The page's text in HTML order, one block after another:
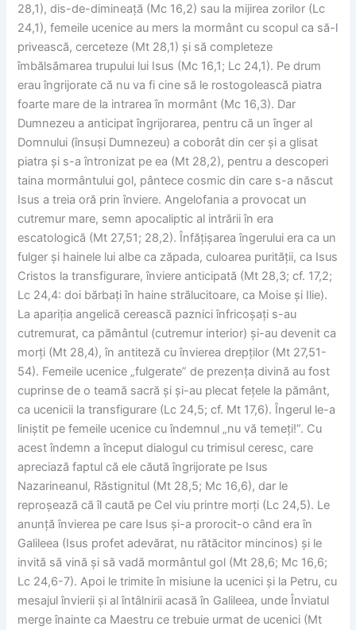
28,1), dis-de-dimineață (Mc 16,2) sau la mijirea zorilor (Lc
24,1), femeile ucenice au mers la mormânt cu scopul ca să-l
privească, cerceteze (Mt 28,1) și să completeze
îmbălsămarea trupului lui Isus (Mc 16,1; Lc 24,1). Pe drum
erau îngrijorate că nu va fi cine să le rostogolească piatra
foarte mare de la intrarea în mormânt (Mc 16,3). Dar
Dumnezeu a anticipat îngrijorarea, pentru că un înger al
Domnului (însuși Dumnezeu) a coborât din cer și a glisat
piatra și s-a întronizat pe ea (Mt 28,2), pentru a descoperi
taina mormântului gol, pântece cosmic din care s-a născut
Isus a treia oră prin înviere. Angelofania a provocat un
cutremur mare, semn apocaliptic al intrării în era
escatologică (Mt 27,51; 28,2). Înfățișarea îngerului era ca un
fulger și hainele lui albe ca zăpada, culoarea purității, ca Isus
Cristos la transfigurare, înviere anticipată (Mt 28,3; cf. 17,2;
Lc 24,4: doi bărbați în haine strălucitoare, ca Moise și Ilie).
La apariția angelică cerească paznici înfricoșați s-au
cutremurat, ca pământul (cutremur interior) și-au devenit ca
morți (Mt 28,4), în antiteză cu învierea drepților (Mt 27,51-
54). Femeile ucenice „fulgerate” de prezența divină au fost
cuprinse de o teamă sacră și și-au plecat fețele la pământ,
ca ucenicii la transfigurare (Lc 24,5; cf. Mt 17,6). Îngerul le-a
liniștit pe femeile ucenice cu îndemnul „nu vă temeți!”. Cu
acest îndemn a început dialogul cu trimisul ceresc, care
apreciază faptul că ele căută îngrijorate pe Isus
Nazarineanul, Răstignitul (Mt 28,5; Mc 16,6), dar le
reproșează că îl caută pe Cel viu printre morți (Lc 24,5). Le
anunță învierea pe care Isus și-a prorocit-o când era în
Galileea (Isus profet adevărat, nu rătăcitor mincinos) și le
invită să vină și să vadă mormântul gol (Mt 28,6; Mc 16,6;
Lc 24,6-7). Apoi le trimite în misiune la ucenici și la Petru, cu
mesajul învierii și al întâlnirii acasă în Galileea, unde Înviatul
merge înainte ca Maestru ce trebuie urmat de ucenici (Mt